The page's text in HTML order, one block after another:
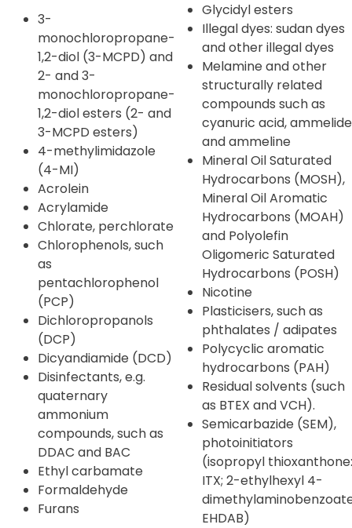
3-
monochloropropane-
1,2-diol (3-MCPD) and
2- and 3-
monochloropropane-
1,2-diol esters (2- and
3-MCPD esters)
4-methylimidazole
(4-MI)
Acrolein
Acrylamide
Chlorate, perchlorate
Chlorophenols, such
as
pentachlorophenol
(PCP)
Dichloropropanols
(DCP)
Dicyandiamide (DCD)
Disinfectants, e.g.
quaternary
ammonium
compounds, such as
DDAC and BAC
Ethyl carbamate
Formaldehyde
Furans
Glycidyl esters
Illegal dyes: sudan dyes
and other illegal dyes
Melamine and other
structurally related
compounds such as
cyanuric acid, ammelide
and ammeline
Mineral Oil Saturated
Hydrocarbons (MOSH),
Mineral Oil Aromatic
Hydrocarbons (MOAH)
and Polyolefin
Oligomeric Saturated
Hydrocarbons (POSH)
Nicotine
Plasticisers, such as
phthalates / adipates
Polycyclic aromatic
hydrocarbons (PAH)
Residual solvents (such
as BTEX and VCH).
Semicarbazide (SEM),
photoinitiators
(isopropyl thioxanthone:
ITX; 2-ethylhexyl 4-
EHDAB)